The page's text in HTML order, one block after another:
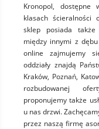
Kronopol, dostępne
klasach ścieralności
sklep posiada także
między innymi z
online zajmujemy
oddziały znajdą
Kraków, Poznań,
rozbudowanej
proponujemy także
u nas drzwi.
przez naszą firmę